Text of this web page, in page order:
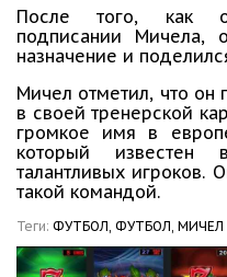
После того, как
подписании Мичела,
назначение и
Мичел отметил, что
в своей тренерской
громкое имя в
который известен
талантливых игроков.
такой командой.
Теги: ФУТБОЛ, ФУТБОЛ, МИЧЕЛ